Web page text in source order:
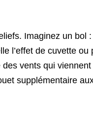
Imaginez un bol
l’effet de cuvette
vents qui
supplémentaire